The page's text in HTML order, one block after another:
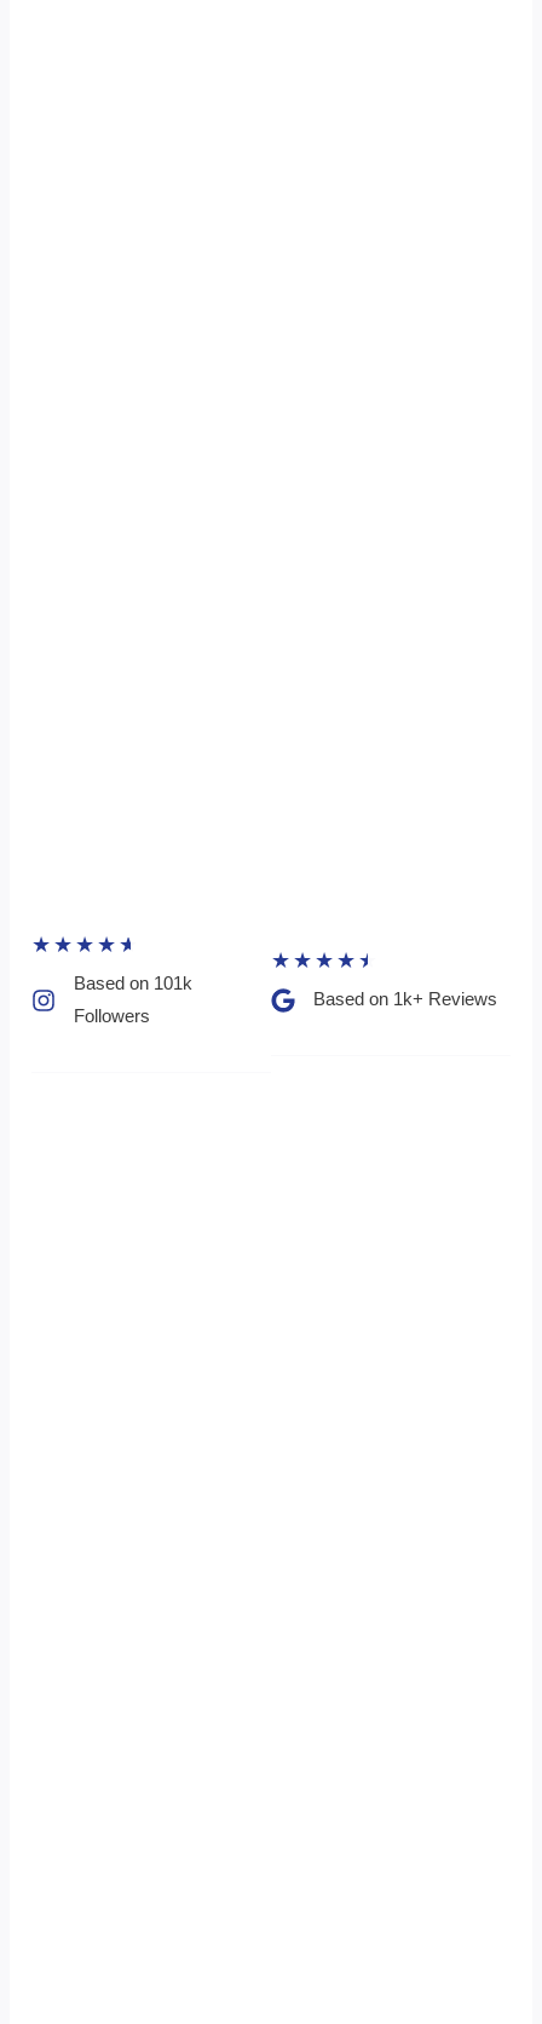
★ ★ ★ ★ ★
Based on 101k
Followers​
★ ★ ★ ★ ★
Based on 1k+ Reviews​